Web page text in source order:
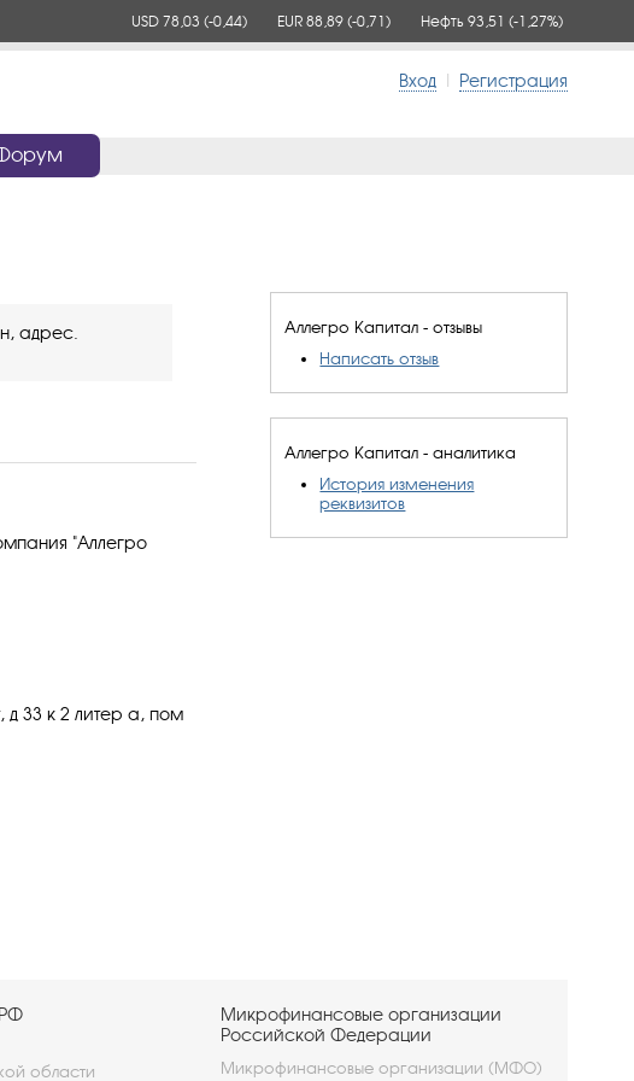
USD 78,03 (-0,44) EUR 88,89 (-0,71) Нефть 93,51 (-1,27%)
Вход | Регистрация
Аллегро Капитал - отзывы
Написать отзыв
Аллегро Капитал - аналитика
История изменения
реквизитов
адрес.
"Аллегро
33 к 2 литер а, пом
области
Микрофинансовые организации
Российской Федерации
Микрофинансовые организации (МФО)